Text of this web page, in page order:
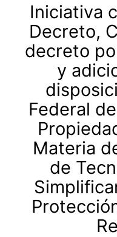
Iniciativa
Decreto,
decreto
y
Federal
Materia
de